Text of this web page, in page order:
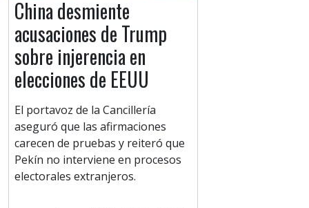
China desmiente
acusaciones de Trump
sobre injerencia en
elecciones de EEUU
El portavoz de la Cancillería
aseguró que las afirmaciones
carecen de pruebas y reiteró que
Pekín no interviene en procesos
electorales extranjeros.